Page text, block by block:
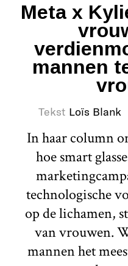
Meta x
mannen
Tekst Loïs Blank
In haar column
hoe smart
technologische
op de lichamen,
van vrouwen.
mannen het